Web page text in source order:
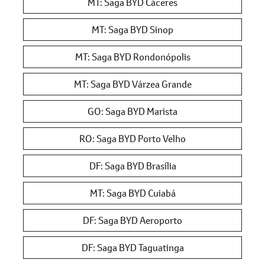
MT: Saga BYD Sinop
MT: Saga BYD Rondonópolis
MT: Saga BYD Várzea Grande
GO: Saga BYD Marista
RO: Saga BYD Porto Velho
DF: Saga BYD Brasília
MT: Saga BYD Cuiabá
DF: Saga BYD Aeroporto
DF: Saga BYD Taguatinga